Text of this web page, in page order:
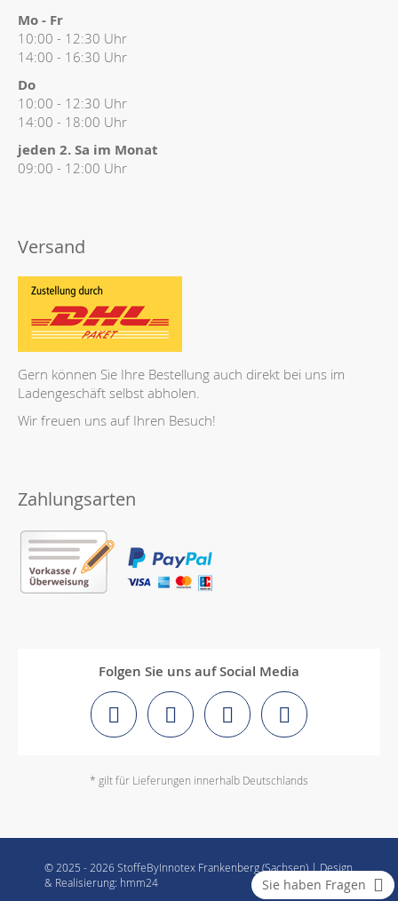
Mo - Fr
10:00 - 12:30 Uhr
14:00 - 16:30 Uhr
Do
10:00 - 12:30 Uhr
14:00 - 18:00 Uhr
jeden 2. Sa im Monat
09:00 - 12:00 Uhr
Versand
Gern können Sie Ihre Bestellung auch direkt bei uns im
Ladengeschäft selbst abholen.
Wir freuen uns auf Ihren Besuch!
Zahlungsarten
Folgen Sie uns auf Social Media
* gilt für Lieferungen innerhalb Deutschlands
Sie haben Fragen
© 2025 - 2026 StoffeByInnotex Frankenberg (Sachsen) | Design
& Realisierung: hmm24